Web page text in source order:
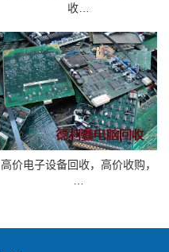
收…
高价电子设备回收，高价收购，